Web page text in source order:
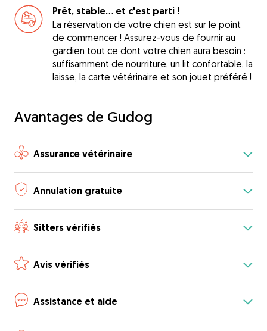
Prêt, stable... et c'est parti !
La réservation de votre chien est sur le point
de commencer ! Assurez-vous de fournir au
gardien tout ce dont votre chien aura besoin :
suffisamment de nourriture, un lit confortable, la
laisse, la carte vétérinaire et son jouet préféré !
Avantages de Gudog
Assurance vétérinaire
Annulation gratuite
Sitters vérifiés
Avis vérifiés
Assistance et aide